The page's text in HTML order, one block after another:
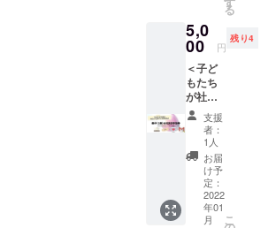
お金、
仕事、
性につ
いて、
子ども
たちに
どう伝
える
か、
日々の
生活の
中で大
切にし
たいこ
02/1d18
772b7c
8e7726
399e5f
600568
641f.pd
f） を1
冊お届
けする
他、お
話会～
これか
らの子
育てを
る
5,0
00 円
残り4
＜子ど
もたち
が社会
で安心
して生
きてい
くため
のQ&A
＞冊子
（https:
//wm-
salon.c
支援
者：
1人
お届
け予
定：
2022
年01
月
こ